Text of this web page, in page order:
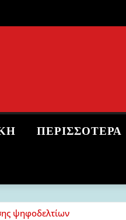
ΠΕΡΙΣΣΌΤΕΡΑ
ψηφοδελτίων